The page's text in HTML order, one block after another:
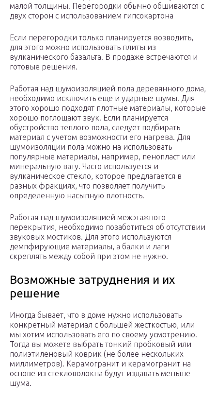
малой толщины. Перегородки обычно обшиваются с
двух сторон с использованием гипсокартона
Если перегородки только планируется возводить,
для этого можно использовать плиты из
вулканического базальта. В продаже встречаются и
готовые решения.
Работая над шумоизоляцией пола деревянного дома,
необходимо исключить еще и ударные шумы. Для
этого хорошо подходят плотные материалы, которые
хорошо поглощают звук. Если планируется
обустройство теплого пола, следует подбирать
материал с учетом возможности его нагрева. Для
шумоизоляции пола можно на использовать
популярные материалы, например, пенопласт или
минеральную вату. Часто используется и
вулканическое стекло, которое предлагается в
разных фракциях, что позволяет получить
определенную насыпную плотность.
Работая над шумоизоляцией межэтажного
перекрытия, необходимо позаботиться об отсутствии
звуковых мостиков. Для этого используются
демпфирующие материалы, а балки и лаги
скреплять между собой при этом не нужно.
Возможные затруднения и их
решение
Иногда бывает, что в доме нужно использовать
конкретный материал с большей жесткостью, или
мы хотим использовать его по своему усмотрению.
Тогда вы можете выбрать тонкий пробковый или
полиэтиленовый коврик (не более нескольких
миллиметров). Керамогранит и керамогранит на
основе из стекловолокна будут издавать меньше
шума.